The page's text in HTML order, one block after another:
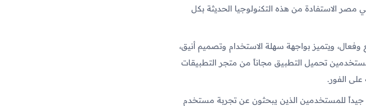
مصر الاستفادة من هذه التكنولوجيا الحديثة بكل
ويتميز بواجهة سهلة الاستخدام وتصميم أنيق،
تحميل التطبيق مجاناً من متجر التطبيقات
على الفور.
جيداً للمستخدمين الذين يبحثون عن تجربة مستخدم